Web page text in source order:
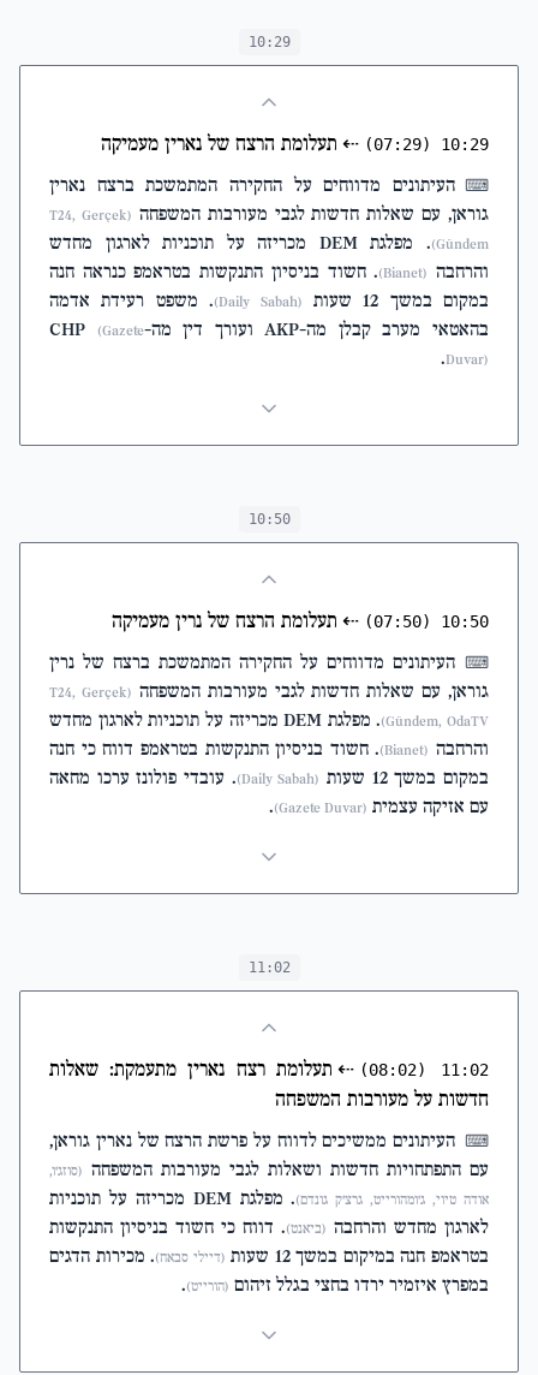
10:29
10:29
(07:29)
⇠ תעלומת הרצח של נארין מעמיקה
⌨ העיתונים מדווחים על החקירה המתמשכת ברצח נארין
גוראן, עם שאלות חדשות לגבי מעורבות המשפחה
(T24, Gerçek
Gündem)
. מפלגת DEM מכריזה על תוכניות לארגון מחדש
והרחבה (Bianet)
. חשוד בניסיון התנקשות בטראמפ כנראה חנה
במקום במשך 12 שעות
(Daily Sabah)
. משפט רעידת אדמה
בהאטאי מערב קבלן מה-AKP ועורך דין מה-CHP
(Gazete
Duvar)
.
10:50
10:50
(07:50)
⇠ תעלומת הרצח של נרין מעמיקה
⌨ העיתונים מדווחים על החקירה המתמשכת ברצח של נרין
גוראן, עם שאלות חדשות לגבי מעורבות המשפחה
(T24, Gerçek
Gündem, OdaTV)
. מפלגת DEM מכריזה על תוכניות לארגון מחדש
והרחבה (Bianet)
. חשוד בניסיון התנקשות בטראמפ דווח כי חנה
במקום במשך 12 שעות
(Daily Sabah)
. עובדי פולונז ערכו מחאה
עם אזיקה עצמית (Gazete Duvar)
.
11:02
11:02
(08:02)
⇠ תעלומת רצח נארין מתעמקת: שאלות
חדשות על מעורבות המשפחה
⌨ העיתונים ממשיכים לדווח על פרשת הרצח של נארין גוראן,
עם התפתחויות חדשות ושאלות לגבי מעורבות המשפחה (סוזג'ו,
אודה טיוי, ג'ומהורייט, גרצ'ק גונדם)
. מפלגת DEM מכריזה על תוכניות
לארגון מחדש והרחבה (ביאנט). דווח כי חשוד בניסיון התנקשות
בטראמפ חנה במיקום במשך 12 שעות
(דיילי סבאח). מכירות הדגים
במפרץ איזמיר ירדו בחצי בגלל זיהום (הורייט).